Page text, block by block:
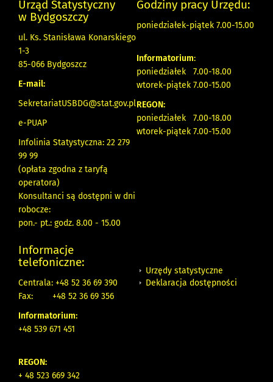
Urząd Statystyczny
w Bydgoszczy
ul. Ks. Stanisława Konarskiego
1-3
85-066 Bydgoszcz
E-mail:
SekretariatUSBDG@stat.gov.pl
e-PUAP
Infolinia Statystyczna: 22 279
99 99
(opłata zgodna z taryfą
operatora)
Konsultanci są dostępni w dni
robocze:
pon.- pt.: godz. 8.00 - 15.00
Godziny pracy Urzędu:
poniedziałek-piątek 7.00-15.00
Informatorium:
poniedziałek 7.00-18.00
wtorek-piątek 7.00-15.00
REGON:
poniedziałek 7.00-18.00
wtorek-piątek 7.00-15.00
Informacje
telefoniczne:
Centrala: +48 52 36 69 390
Fax:
+48 52 36 69 356
Informatorium:
+48 539 671 451
REGON:
+ 48 523 669 342
Urzędy statystyczne
Deklaracja dostępności